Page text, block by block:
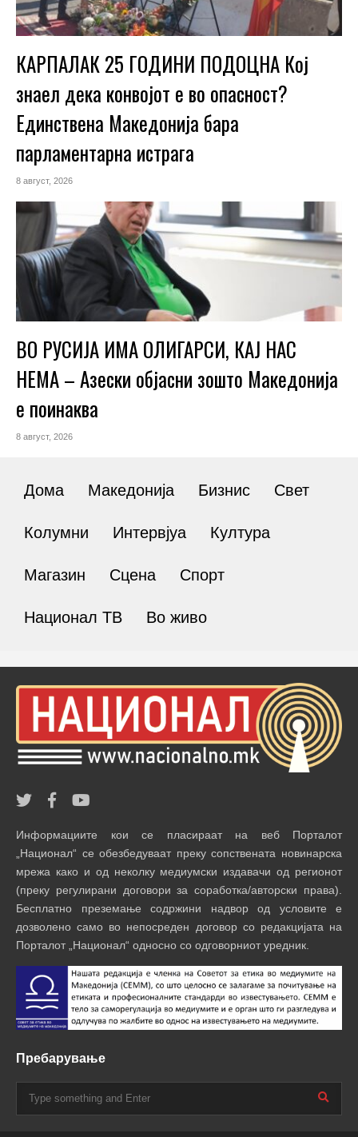
КАРПАЛАК 25 ГОДИНИ ПОДОЦНА Кој
знаел дека конвојот е во опасност?
Единствена Македoнија бара
парламентарна истрага
8 август, 2026
ВО РУСИЈА ИМА ОЛИГАРСИ, КАЈ НАС
НЕМА – Азески објасни зошто Македонија
е поинаква
8 август, 2026
Дома Македонија Бизнис Свет
Колумни Интервјуа Култура
Магазин Сцена Спорт
Национал ТВ Во живо
Информациите кои се пласираат на веб Порталот
„Национал“ се обезбедуваат преку сопствената новинарска
мрежа како и од неколку медиумски издавачи од регионот
(преку регулирани договори за соработка/авторски права).
Бесплатно преземање содржини надвор од условите е
дозволено само во непосреден договор со редакцијата на
Порталот „Национал“ односно со одговорниот уредник.
Пребарување